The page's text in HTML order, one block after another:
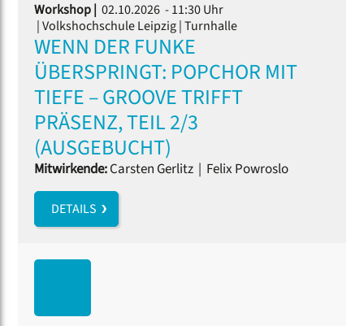
Workshop | 02.10.2026 - 11:30 Uhr
| Volkshochschule Leipzig | Turnhalle
WENN DER FUNKE
ÜBERSPRINGT: POPCHOR MIT
TIEFE – GROOVE TRIFFT
PRÄSENZ, TEIL 2/3
(AUSGEBUCHT)
Mitwirkende:Carsten Gerlitz | Felix Powroslo
DETAILS